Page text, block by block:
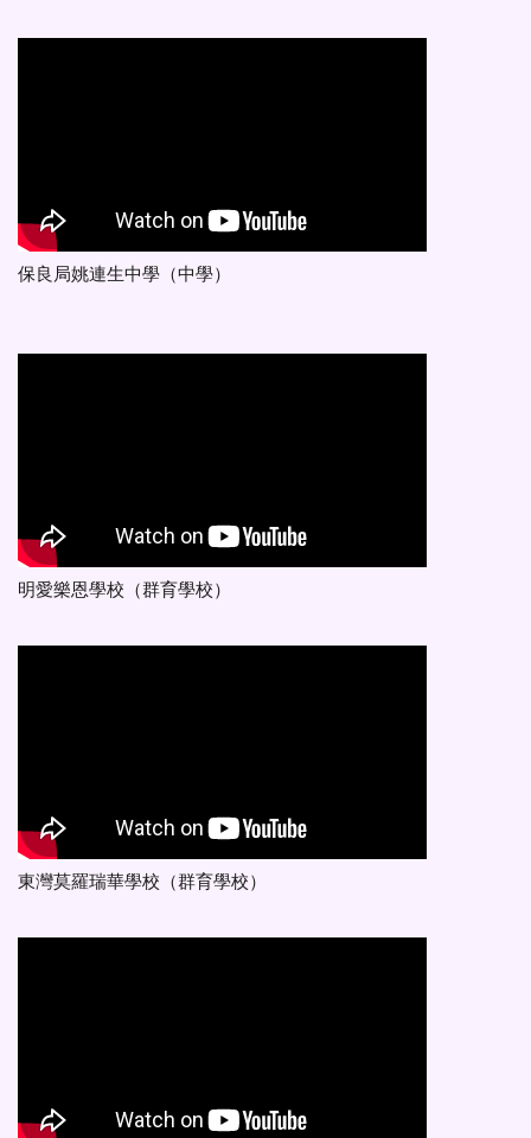
保良局姚連生中學（中學）
明愛樂恩學校（群育學校）
東灣莫羅瑞華學校（群育學校）